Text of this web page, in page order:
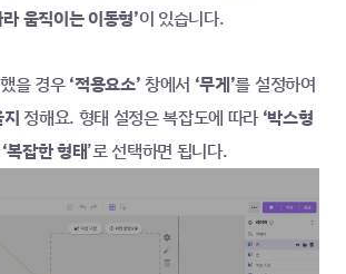
움직이는 이동형’이 있습니다.
을 경우 ‘적용요소’ 창에서 ‘무게’
정해요. 형태 설정은 복잡도에 따라 ‘박스형
복잡한 형태’로 선택하면 됩니다.